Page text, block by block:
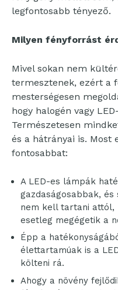
legfontosabb tényező.
Milyen fényforrást
Mivel sokan nem
termesztenek, ezért a
mesterségesen
hogy halogén vagy
Természetesen
és a hátrányai is. Most
fontosabbat:
A LED-es lámpák
gazdaságosabbak,
nem kell tartani attól,
esetleg megégetik a
Épp a
élettartamúak is a
költeni rá.
Ahogy a növény